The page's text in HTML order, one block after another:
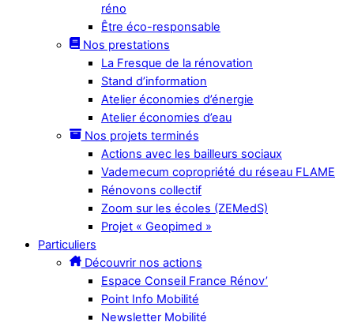
réno
Être éco-responsable
Nos prestations
La Fresque de la rénovation
Stand d’information
Atelier économies d’énergie
Atelier économies d’eau
Nos projets terminés
Actions avec les bailleurs sociaux
Vademecum copropriété du réseau FLAME
Rénovons collectif
Zoom sur les écoles (ZEMedS)
Projet « Geopimed »
Particuliers
Découvrir nos actions
Espace Conseil France Rénov’
Point Info Mobilité
Newsletter Mobilité